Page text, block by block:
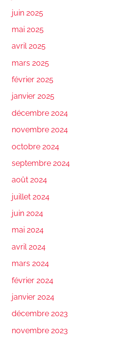
juin 2025
mai 2025
avril 2025
mars 2025
février 2025
janvier 2025
décembre 2024
novembre 2024
octobre 2024
septembre 2024
août 2024
juillet 2024
juin 2024
mai 2024
avril 2024
mars 2024
février 2024
janvier 2024
décembre 2023
novembre 2023